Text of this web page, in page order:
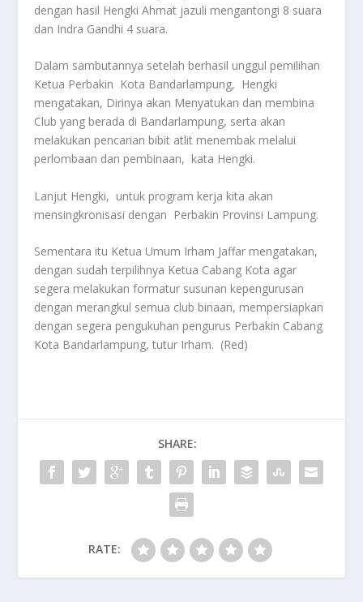
dengan hasil Hengki Ahmat jazuli mengantongi 8 suara
dan Indra Gandhi 4 suara.
Dalam sambutannya setelah berhasil unggul pemilihan
Ketua Perbakin Kota Bandarlampung, Hengki
mengatakan, Dirinya akan Menyatukan dan membina
Club yang berada di Bandarlampung, serta akan
melakukan pencarian bibit atlit menembak melalui
perlombaan dan pembinaan, kata Hengki.
Lanjut Hengki, untuk program kerja kita akan
mensingkronisasi dengan Perbakin Provinsi Lampung.
Sementara itu Ketua Umum Irham Jaffar mengatakan,
dengan sudah terpilihnya Ketua Cabang Kota agar
segera melakukan formatur susunan kepengurusan
dengan merangkul semua club binaan, mempersiapkan
dengan segera pengukuhan pengurus Perbakin Cabang
Kota Bandarlampung, tutur Irham. (Red)
SHARE:
RATE: